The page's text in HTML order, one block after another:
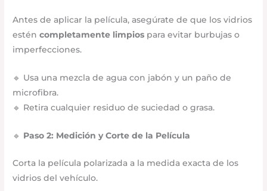
Antes de aplicar la película, asegúrate de que los vidrios
esténcompletamente limpios para evitar burbujas o
imperfecciones.
🔹 Usa una mezcla de agua con jabón y un paño de
microfibra.
🔹 Retira cualquier residuo de suciedad o grasa.
🔹 Paso 2: Medición y Corte de la Película
Corta la película polarizada a la medida exacta de los
vidrios del vehículo.